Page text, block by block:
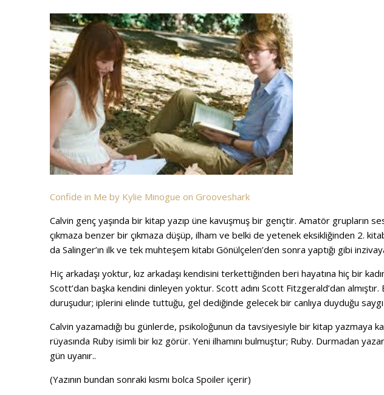
Confide in Me by Kylie Minogue on Grooveshark
Calvin genç yaşında bir kitap yazıp üne kavuşmuş bir gençtir. Amatör grupların
çıkmaza benzer bir çıkmaza düşüp, ilham ve belki de yetenek eksikliğinden 2.
da Salinger’ın ilk ve tek muhteşem kitabı Gönülçelen’den sonra yaptığı gibi
Hiç arkadaşı yoktur, kız arkadaşı kendisini terkettiğinden beri hayatına hiç bir
Scott’dan başka kendini dinleyen yoktur. Scott adını Scott Fitzgerald’dan almıştır.
duruşudur; iplerini elinde tuttuğu, gel dediğinde gelecek bir canlıya duyduğu
Calvin yazamadığı bu günlerde, psikoloğunun da tavsiyesiyle bir kitap yazmaya
rüyasında Ruby isimli bir kız görür. Yeni ilhamını bulmuştur; Ruby. Durmadan
gün uyanır..
(Yazının bundan sonraki kısmı bolca Spoiler içerir)